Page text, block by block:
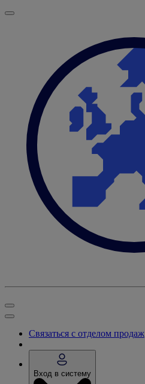
Связаться с отделом продаж
Вход в систему